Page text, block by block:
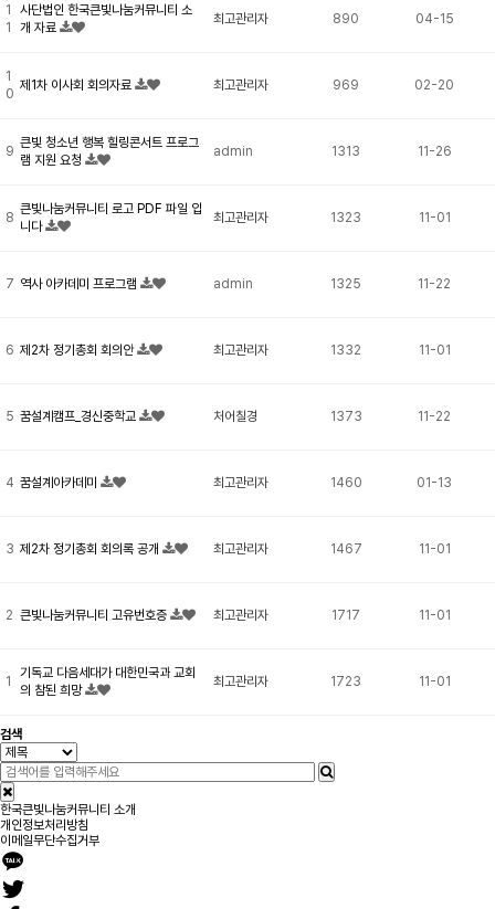
1
1
사단법인 한국큰빛나눔커뮤니티 소
개 자료
최고관리자 890 04-15
1
0
제1차 이사회 회의자료 최고관리자 969 02-20
9
큰빛 청소년 행복 힐링콘서트 프로그
램 지원 요청
admin 1313 11-26
8
큰빛나눔커뮤니티 로고 PDF 파일 입
니다
최고관리자 1323 11-01
7 역사 아카데미 프로그램 admin 1325 11-22
6 제2차 정기총회 회의안 최고관리자 1332 11-01
5 꿈설계캠프_경신중학교 처어칠경 1373 11-22
4 꿈설계아카데미 최고관리자 1460 01-13
3 제2차 정기총회 회의록 공개 최고관리자 1467 11-01
2 큰빛나눔커뮤니티 고유번호증 최고관리자 1717 11-01
1
기독교 다음세대가 대한민국과 교회
의 참된 희망
최고관리자 1723 11-01
검색
한국큰빛나눔커뮤니티 소개
개인정보처리방침
이메일무단수집거부